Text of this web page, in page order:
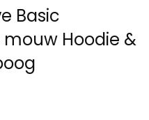
Basic
Hoodie &